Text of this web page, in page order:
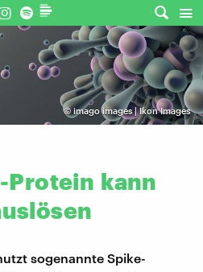
©imago images | Ikon Images
Protein kann
sogenannte Spike-